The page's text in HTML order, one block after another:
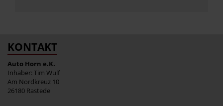
KONTAKT
Auto Horn e.K.
Inhaber: Tim Wulf
Am Nordkreuz 10
26180 Rastede